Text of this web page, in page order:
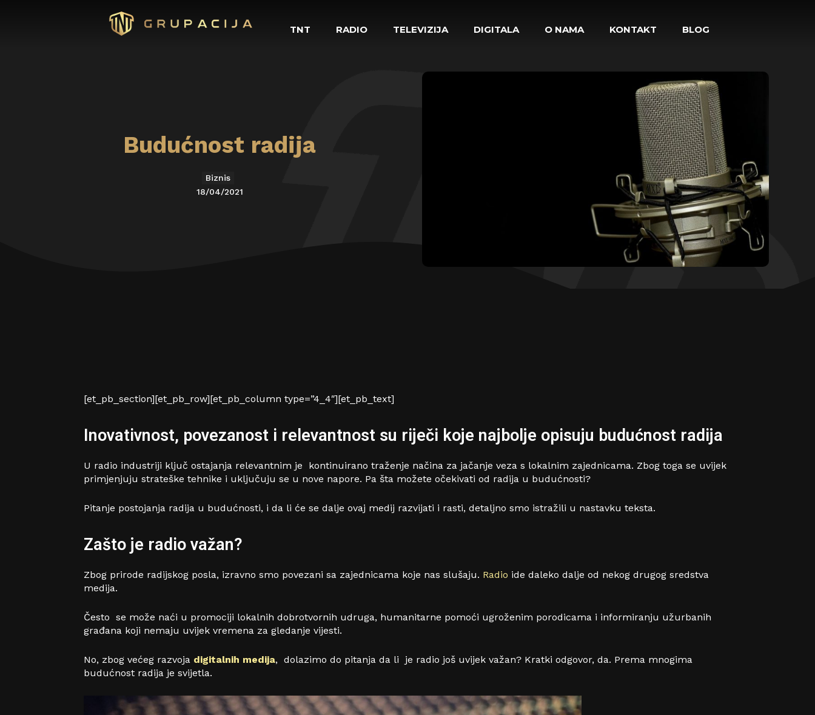
TNT RADIO TELEVIZIJA DIGITALA O NAMA KONTAKT BLOG
Budućnost radija
Biznis
18/04/2021
[et_pb_section][et_pb_row][et_pb_column type=”4_4″][et_pb_text]
Inovativnost, povezanost i relevantnost su riječi koje najbolje opisuju budućnost radija
U radio industriji ključ ostajanja relevantnim je kontinuirano traženje načina za jačanje veza s lokalnim zajednicama. Zbog toga se uvijek
primjenjuju strateške tehnike i uključuju se u nove napore. Pa šta možete očekivati ​​od radija u budućnosti?
Pitanje postojanja radija u budućnosti, i da li će se dalje ovaj medij razvijati i rasti, detaljno smo istražili u nastavku teksta.
Zašto je radio važan?
Zbog prirode radijskog posla, izravno smo povezani sa zajednicama koje nas slušaju. Radio ide daleko dalje od nekog drugog sredstva
medija.
Često se može naći u promociji lokalnih dobrotvornih udruga, humanitarne pomoći ugroženim porodicama i informiranju užurbanih
građana koji nemaju uvijek vremena za gledanje vijesti.
No, zbog većeg razvoja digitalnih medija, dolazimo do pitanja da li je radio još uvijek važan? Kratki odgovor, da. Prema mnogima
budućnost radija je svijetla.